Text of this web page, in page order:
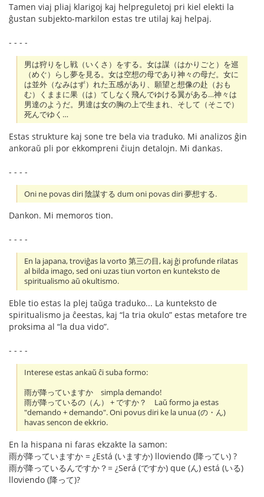
Tamen viaj pliaj klarigoj kaj helpreguletoj pri kiel elekti la
ĝustan subjekto-markilon estas tre utilaj kaj helpaj.
- - - -
男は狩りをし戦（いくさ）をする。女は謀（はかりごと）を巡
（めぐ）らし夢を見る。女は空想の母であり神々の母だ。女に
は並外（なみはず）れた五感があり、願望と想像の赴（おも
む）くままに果（は）てしなく飛んでゆける翼がある…神々は
男達のようだ。男達は女の胸の上で生まれ、そして（そこで）
死んでゆく…
Estas strukture kaj sone tre bela via traduko. Mi analizos ĝin
ankoraŭ pli por ekkompreni ĉiujn detalojn. Mi dankas.
- - - -
Oni ne povas diri 陰謀する dum oni povas diri 夢想する.
Dankon. Mi memoros tion.
- - - -
En la japana, troviĝas la vorto 第三の目, kaj ĝi profunde rilatas
al bilda imago, sed oni uzas tiun vorton en kunteksto de
spiritualismo aŭ okultismo.
Eble tio estas la plej taŭga traduko... La kunteksto de
spiritualismo ja ĉeestas, kaj “la tria okulo” estas metafore tre
proksima al “la dua vido”.
- - - -
Interese estas ankaŭ ĉi suba formo:
雨が降っていますか simpla demando!
雨が降っているの（ん） + ですか？ Laŭ formo ja estas
"demando + demando". Oni povus diri ke la unua (の・ん)
havas sencon de ekkrio.
En la hispana ni faras ekzakte la samon:
雨が降っていますか = ¿Está (いますか) lloviendo (降ってい) ?
雨が降っているんですか？= ¿Será (ですか) que (ん) está (いる)
lloviendo (降って)?